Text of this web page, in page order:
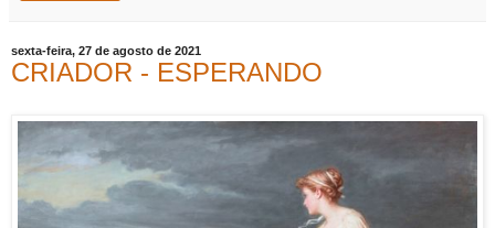
sexta-feira, 27 de agosto de 2021
CRIADOR - ESPERANDO